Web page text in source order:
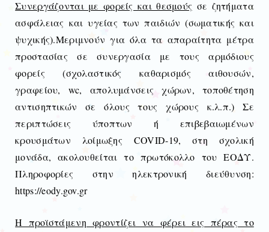
Συνεργάζονται με φορείς και θεσμούς σε ζητήματα
ασφάλειας και υγείας των παιδιών (σωματικής και
ψυχικής).Μεριμνούν για όλα τα απαραίτητα μέτρα
προστασίας σε συνεργασία με τους αρμόδιους
φορείς (σχολαστικός καθαρισμός αιθουσών,
γραφείου, wc, απολυμάνσεις χώρων, τοποθέτηση
αντισηπτικών σε όλους τους χώρους κ.λ.π.) Σε
περιπτώσεις ύποπτων ή επιβεβαιωμένων
κρουσμάτων λοίμωξης COVID-19, στη σχολική
μονάδα, ακολουθείται το πρωτόκολλο του ΕΟΔΥ.
Πληροφορίες στην ηλεκτρονική διεύθυνση:
https://eody.gov.gr
Η προϊστάμενη φροντίζει να φέρει εις πέρας το